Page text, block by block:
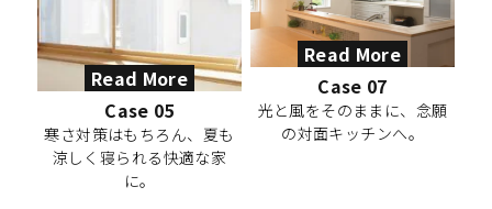
Read More
Case 05
寒さ対策はもちろん、夏も
涼しく寝られる快適な家
に。
Read More
Case 07
光と風をそのままに、念願
の対面キッチンへ。